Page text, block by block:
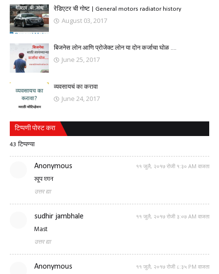
रेडिएटर ची गोष्ट | General motors radiator history
August 03, 2017
बिजनेस लोन आणि प्रोजेक्ट लोन या दोन कर्जाचा घोळ ....
June 25, 2017
व्यवसायचं का करावा
June 24, 2017
टिप्पणी पोस्ट करा
43 टिप्पण्या
Anonymous ११ जुलै, २०१७ रोजी १:३० AM वाजता
खूप छान
उत्तर द्या
sudhir jambhale ११ जुलै, २०१७ रोजी ३:०७ AM वाजता
Mast
उत्तर द्या
Anonymous ११ जुलै, २०१७ रोजी ८:३५ PM वाजता